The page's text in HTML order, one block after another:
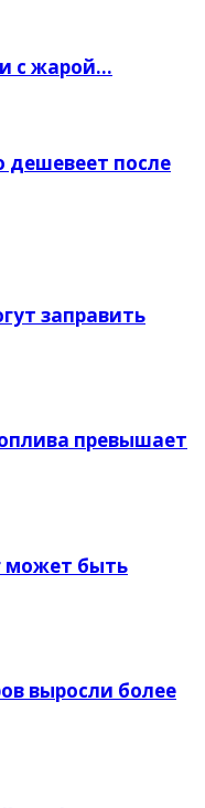
с жарой…
дешевеет после
заправить
превышает
может быть
выросли более